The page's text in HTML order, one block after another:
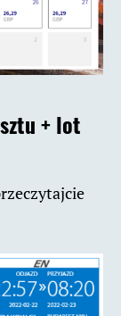
+ lot